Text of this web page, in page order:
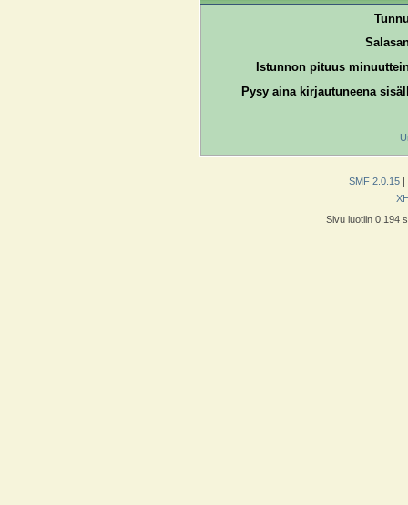
Istunnon pituus
Pysy aina kirjautuneena
SMF 2.0.15 |
Sivu luotiin 0.194